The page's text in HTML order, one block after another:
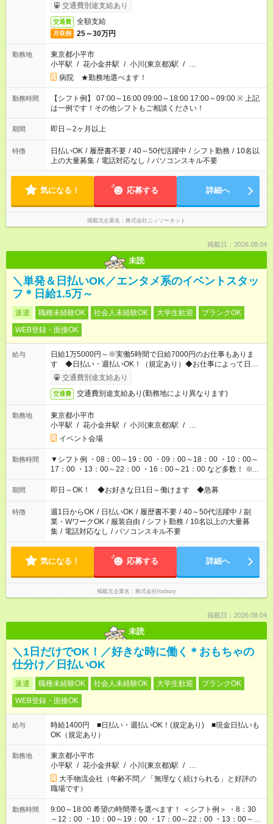
交通費別途支給あり
交通費 全額支給
月収例 25～30万円
勤務地
東京都小平市
小平駅 / 花小金井駅 / 小川(東京都)駅 / …
病院 ★勤務地選べます！
勤務時間
【シフト例】 07:00～16:00 09:00～18:00 17:00～09:00 ※ 上記
は一例です！その他シフトもご相談ください！
期間 即日～2ヶ月以上
特徴 日払いOK / 履歴書不要 / 40～50代活躍中 / シフト勤務 / 10名以
上の大量募集 / 電話対応なし / パソコンスキル不要
気になる！ 応募する 詳細へ
掲載元企業名 株式会社ニッソーネット
掲載日：2026.08.04
未読
＼単発＆日払いOK／エンタメ系のイベントスタッ
フ＊日給1.5万～
派遣 職種未経験OK 社会人未経験OK 大学生歓迎
ブランクOK
WEB登録・面接OK
給与
日給1万5000円～※実働5時間で日給7000円のお仕事もありま
す ◆日払い・週払いOK！（規定あり）◆お仕事によって日給も
異なります
交通費別途支給あり
交通費 交通費別途支給あり(勤務地により異なります)
勤務地
東京都小平市
小平駅 / 花小金井駅 / 小川(東京都)駅 / …
イベント会場
勤務時間
▼シフト例 ・08：00～19：00 ・09：00～18：00 ・10：00～
17：00 ・13：00～22：00 ・16：00～21：00 など多数！ ※お
仕事により勤務時間が異なります
期間 即日～OK！ ◆お好きな日1日～働けます ◆急募
特徴 週1日からOK / 日払いOK / 履歴書不要 / 40～50代活躍中 / 副
業・WワークOK / 服装自由 / シフト勤務 / 10名以上の大量募
集 / 電話対応なし / パソコンスキル不要
気になる！ 応募する 詳細へ
掲載元企業名 株式会社fosbury
掲載日：2026.08.04
未読
＼1日だけでOK！／好きな時に働く＊おもちゃの
仕分け／日払いOK
派遣 職種未経験OK 社会人未経験OK 大学生歓迎
ブランクOK
WEB登録・面接OK
給与
時給1400円 ■日払い・週払いOK！(規定あり) ■現金日払いも
OK（規定あり）
勤務地
東京都小平市
小平駅 / 花小金井駅 / 小川(東京都)駅 / …
大手物流会社（年齢不問／「無理なく続けられる」と好評の
職場です）
勤務時間
9:00～18:00 希望の時間帯を選べます！ ＜シフト例＞ ・8：30
～12：00 ・10：00～19：00 ・17：00～22：00 ・13：00～